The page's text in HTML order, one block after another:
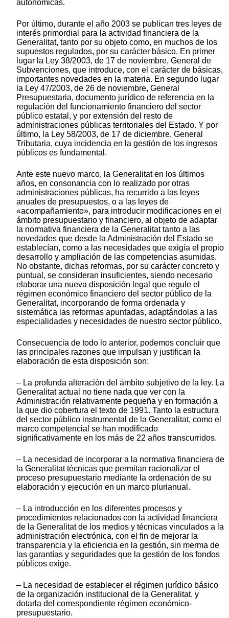
autonómicas.
Por último, durante el año 2003 se publican tres leyes de
interés primordial para la actividad financiera de la
Generalitat, tanto por su objeto como, en muchos de los
supuestos regulados, por su carácter básico. En primer
lugar la Ley 38/2003, de 17 de noviembre, General de
Subvenciones, que introduce, con el carácter de básicas,
importantes novedades en la materia. En segundo lugar
la Ley 47/2003, de 26 de noviembre, General
Presupuestaria, documento jurídico de referencia en la
regulación del funcionamiento financiero del sector
público estatal, y por extensión del resto de
administraciones públicas territoriales del Estado. Y por
último, la Ley 58/2003, de 17 de diciembre, General
Tributaria, cuya incidencia en la gestión de los ingresos
públicos es fundamental.
Ante este nuevo marco, la Generalitat en los últimos
años, en consonancia con lo realizado por otras
administraciones públicas, ha recurrido a las leyes
anuales de presupuestos, o a las leyes de
«acompañamiento», para introducir modificaciones en el
ámbito presupuestario y financiero, al objeto de adaptar
la normativa financiera de la Generalitat tanto a las
novedades que desde la Administración del Estado se
establecían, como a las necesidades que exigía el propio
desarrollo y ampliación de las competencias asumidas.
No obstante, dichas reformas, por su carácter concreto y
puntual, se consideran insuficientes, siendo necesario
elaborar una nueva disposición legal que regule el
régimen económico financiero del sector público de la
Generalitat, incorporando de forma ordenada y
sistemática las reformas apuntadas, adaptándolas a las
especialidades y necesidades de nuestro sector público.
Consecuencia de todo lo anterior, podemos concluir que
las principales razones que impulsan y justifican la
elaboración de esta disposición son:
– La profunda alteración del ámbito subjetivo de la ley. La
Generalitat actual no tiene nada que ver con la
Administración relativamente pequeña y en formación a
la que dio cobertura el texto de 1991. Tanto la estructura
del sector público instrumental de la Generalitat, como el
marco competencial se han modificado
significativamente en los más de 22 años transcurridos.
– La necesidad de incorporar a la normativa financiera de
la Generalitat técnicas que permitan racionalizar el
proceso presupuestario mediante la ordenación de su
elaboración y ejecución en un marco plurianual.
– La introducción en los diferentes procesos y
procedimientos relacionados con la actividad financiera
de la Generalitat de los medios y técnicas vinculados a la
administración electrónica, con el fin de mejorar la
transparencia y la eficiencia en la gestión, sin merma de
las garantías y seguridades que la gestión de los fondos
públicos exige.
– La necesidad de establecer el régimen jurídico básico
de la organización institucional de la Generalitat, y
dotarla del correspondiente régimen económico-
presupuestario.